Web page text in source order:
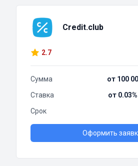
Credit.club
2.7
Сумма
от 100
Ставка
от
Срок
Оформить